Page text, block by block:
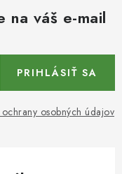
na váš e-mail
osobných údajov
PRIHLÁSIŤ SA